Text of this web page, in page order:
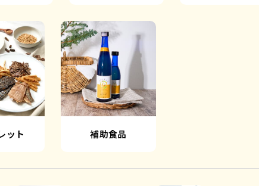
ット 補助食品